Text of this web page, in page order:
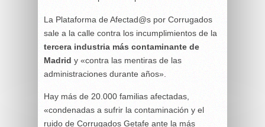
La Plataforma de Afectad@s por Corrugados
sale a la calle contra los incumplimientos de la
tercera industria más contaminante de
Madrid y «contra las mentiras de las
administraciones durante años».
Hay más de 20.000 familias afectadas,
«condenadas a sufrir la contaminación y el
ruido de Corrugados Getafe ante la más